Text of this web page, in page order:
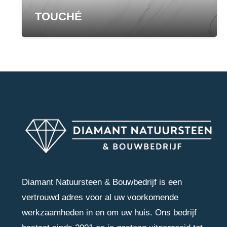
TOUCHÉ
Diamant Natuursteen & Bouwbedrijf is een
vertrouwd adres voor al uw voorkomende
werkzaamheden in en om uw huis. Ons bedrijf